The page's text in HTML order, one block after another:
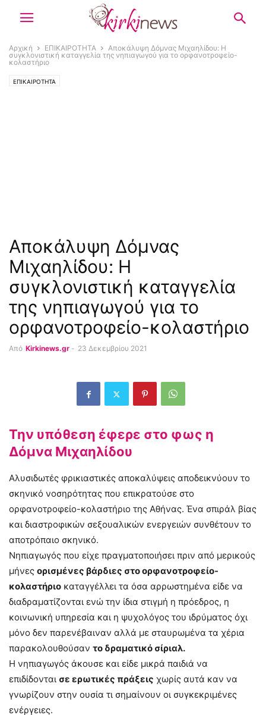
Αρχική ΕΠΙΚΑΙΡΟΤΗΤΑ
Αποκάλυψη Δόμνας Μιχαηλίδου: Η
συγκλονιστική καταγγελία της νηπιαγωγού για το ορφανοτροφείο-
κολαστήριο
ΕΠΙΚΑΙΡΟΤΗΤΑ
Αποκάλυψη Δόμνας
Μιχαηλίδου: Η
συγκλονιστική καταγγελία
της νηπιαγωγού για το
ορφανοτροφείο-κολαστήριο
Από Kirkinews.gr - 23 Δεκεμβρίου 2021
Την υπόθεση έφερε στο φως η
Δόμνα Μιχαηλίδου
Αλυσιδωτές φρικιαστικές αποκαλύψεις αποδεικνύουν το
σκηνικό νοσηρότητας που επικρατούσε στο
ορφανοτροφείο-κολαστήριο της Αθήνας. Ένα σπιράλ βίας
και διαστροφικών σεξουαλικών ενεργειών συνθέτουν το
αποτρόπαιο σκηνικό.
Νηπιαγωγός που είχε πραγματοποιήσει πριν από μερικούς
μήνες ορισμένες βάρδιες στο ορφανοτροφείο-
κολαστήριο καταγγέλλει τα όσα αρρωστημένα είδε να
διαδραματίζονται ενώ την ίδια στιγμή η πρόεδρος, η
κοινωνική υπηρεσία και η ψυχολόγος του ιδρύματος όχι
μόνο δεν παρενέβαιναν αλλά με σταυρωμένα τα χέρια
παρακολουθούσαν το δραματικό σίριαλ.
Η νηπιαγωγός άκουσε και είδε μικρά παιδιά να
επιδίδονται σε ερωτικές πράξεις χωρίς αυτά καν να
γνωρίζουν στην ουσία τι σημαίνουν οι συγκεκριμένες
ενέργειες.